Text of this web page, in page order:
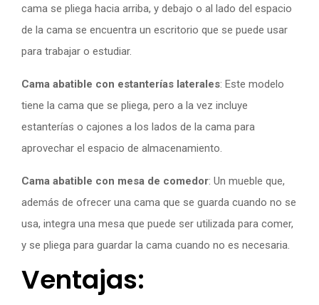
cama se pliega hacia arriba, y debajo o al lado del espacio
de la cama se encuentra un escritorio que se puede usar
para trabajar o estudiar.
Cama abatible con estanterías laterales: Este modelo
tiene la cama que se pliega, pero a la vez incluye
estanterías o cajones a los lados de la cama para
aprovechar el espacio de almacenamiento.
Cama abatible con mesa de comedor: Un mueble que,
además de ofrecer una cama que se guarda cuando no se
usa, integra una mesa que puede ser utilizada para comer,
y se pliega para guardar la cama cuando no es necesaria.
Ventajas: